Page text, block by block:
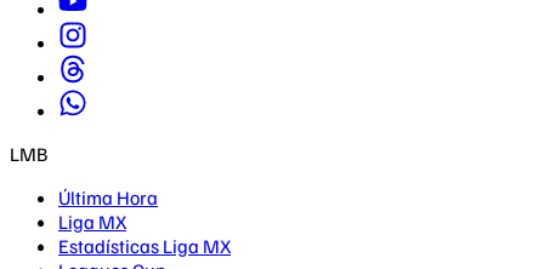
LMB
Última Hora
Liga MX
Estadísticas Liga MX